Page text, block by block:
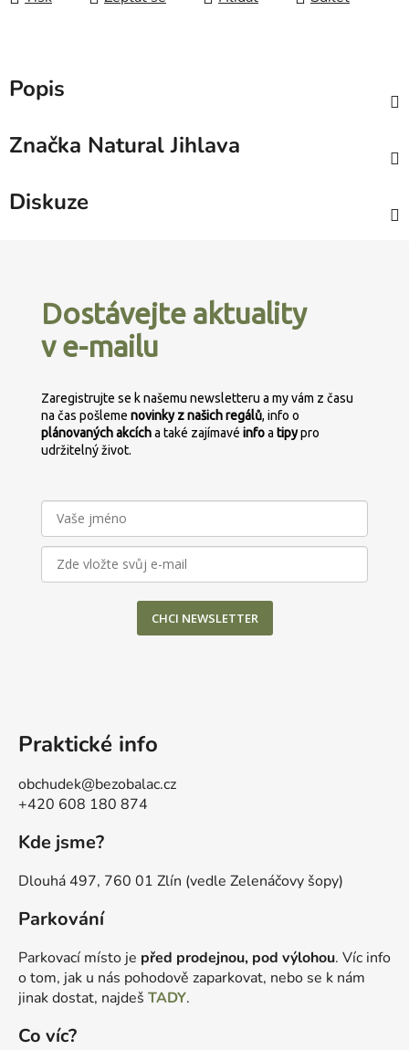
Popis
Značka Natural Jihlava
Diskuze
Dostávejte aktuality
v e-mailu
Zaregistrujte se k našemu newsletteru a my vám z času
na čas pošleme novinky z našich regálů, info o
plánovanýchakcícha také zajímavé infoa tipypro
udržitelný život.
CHCI NEWSLETTER
Praktické info
obchudek@bezobalac.cz
+420 608 180 874
Kde jsme?
Dlouhá 497, 760 01 Zlín (vedle Zelenáčovy šopy)
Parkování
Parkovací místo je před prodejnou, pod výlohou. Víc info
o tom, jak u nás pohodově zaparkovat, nebo se k nám
jinak dostat, najdeš TADY.
Co víc?